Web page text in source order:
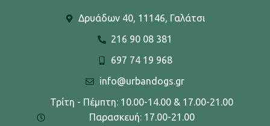
Δρυάδων 40, 11146, Γαλάτσι
216 90 08 381
697 74 19 968
info@urbandogs.gr
Τρίτη - Πέμπτη: 10.00-14.00 & 17.00-21.00
Παρασκευή: 17.00-21.00